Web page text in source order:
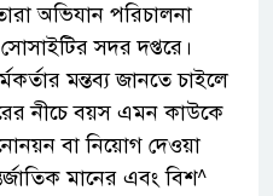
অভিযান পরিচালনা
সদর দপ্তরে।
মন্তব্য জানতে চাইলে
নীচে বয়স এমন কাউকে
বা নিয়োগ দেওয়া
মানের এবং বিশ^